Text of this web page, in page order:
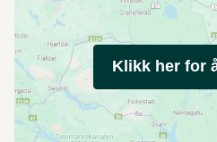
Klikk her for